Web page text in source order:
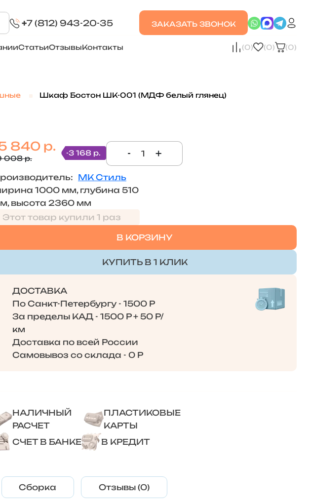
+7 (812) 943-20-35 ЗАКАЗАТЬ ЗВОНОК
СтатьиОтзывыКонтакты (0) (0) (0)
Шкаф Бостон ШК-001 (МДФ белый глянец)
840 р.
008 р.
-3 168 р. - +
МК Стиль
1000 мм, глубина 510
высота 2360 мм
Этот товар купили 1 раз
В КОРЗИНУ
КУПИТЬ В 1 КЛИК
ДОСТАВКА
По Санкт-Петербургу - 1500 Р
За пределы КАД - 1500 Р + 50 Р/
км
Доставка по всей России
Самовывоз со склада - 0 Р
НАЛИЧНЫЙ
РАСЧЕТ
ПЛАСТИКОВЫЕ
КАРТЫ
СЧЕТ В БАНКЕ
В КРЕДИТ
Сборка Отзывы (0)